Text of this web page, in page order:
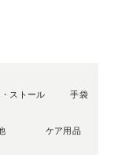
ストール 手袋
ケア用品